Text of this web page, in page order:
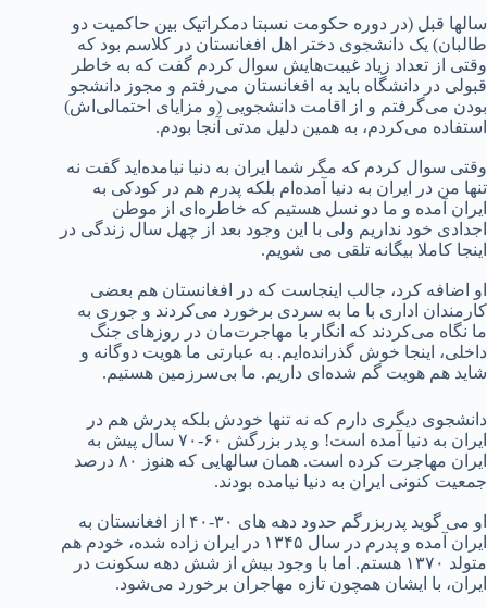
سالها قبل (در دوره حکومت نسبتا دمکراتیک بین حاکمیت دو
طالبان) یک دانشجوی دختر اهل افغانستان در کلاسم بود که
وقتی از تعداد زیاد غیبت‌هایش سوال کردم گفت که به خاطر
قبولی در دانشگاه باید به افغانستان می‌رفتم و مجوز دانشجو
بودن می‌گرفتم و از اقامت دانشجویی (و مزایای احتمالی‌اش)
استفاده می‌کردم، به همین دلیل مدتی آنجا بودم.
وقتی سوال کردم که مگر شما ایران به دنیا نیامده‌اید گفت نه
تنها من در ایران به دنیا آمده‌ام بلکه پدرم هم در کودکی به
ایران آمده و ما دو نسل هستیم که خاطره‌ای از موطن
اجدادی خود نداریم ولی با این وجود بعد از چهل سال زندگی در
اینجا کاملا بیگانه تلقی می شویم.
او اضافه کرد، جالب اینجاست که در افغانستان هم بعضی
کارمندان اداری با ما به سردی برخورد می‌کردند و جوری به
ما نگاه می‌کردند که انگار با مهاجرت‌مان در روزهای جنگ
داخلی، اینجا خوش گذرانده‌ایم. به عبارتی ما هویت دوگانه و
شاید هم هویت گم شده‌ای داریم. ما بی‌سرزمین هستیم.
دانشجوی دیگری دارم که نه تنها خودش بلکه پدرش هم در
ایران به دنیا آمده‌ است! و پدر بزرگش ۶۰-۷۰ سال پیش به
ایران مهاجرت کرده است. همان سالهایی که هنوز ۸۰ درصد
جمعیت کنونی ایران به دنیا نیامده بودند.
او می گوید پدربزرگم حدود دهه های ۳۰-۴۰ از افغانستان به
ایران آمده و پدرم در سال ۱۳۴۵ در ایران زاده شده، خودم هم
متولد ۱۳۷۰ هستم. اما با وجود بیش از شش دهه سکونت در
ایران، با ایشان همچون تازه مهاجران برخورد می‌شود.